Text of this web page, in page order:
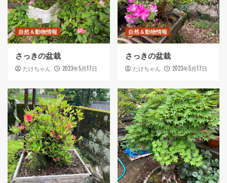
自然＆動物情報
さっきの盆栽
たけちゃん 2023年5月17日
自然＆動物情報
さっきの盆栽
たけちゃん 2023年5月17日